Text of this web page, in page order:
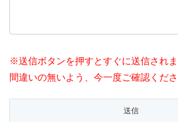
※送信ボタンを押すとすぐに送信され
間違いの無いよう、今一度ご確認くださ